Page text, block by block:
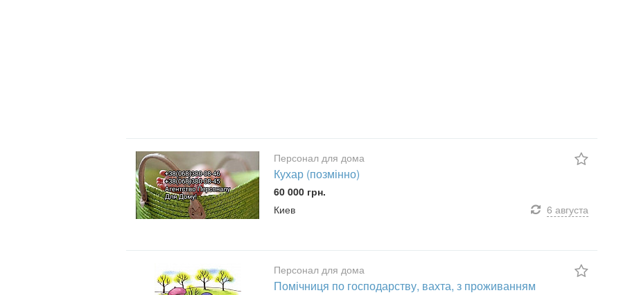
Персонал для дома
Кухар (позмінно)
60 000 грн.
Киев
6 августа
Персонал для дома
Помічниця по господарству, вахта, з проживанням